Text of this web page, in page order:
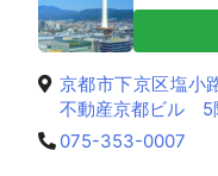
京都市下京区塩
不動産京都ビル 5
075-353-0007